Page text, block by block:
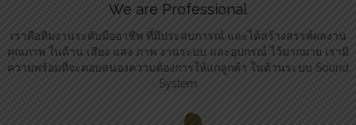
We are Professional
เราคือทีมงานระดับมืออาชีพ ที่มีประสบการณ์ และได้สร้างสรรค์ผลงาน
คุณภาพ ในด้าน เสียง แสง ภาพ งานระบบ และอุปกรณ์ ไว้มากมาย เรามี
ความพร้อมที่จะตอบสนองความต้องการให้แก่ลูกค้า ในด้านระบบ Sound
System